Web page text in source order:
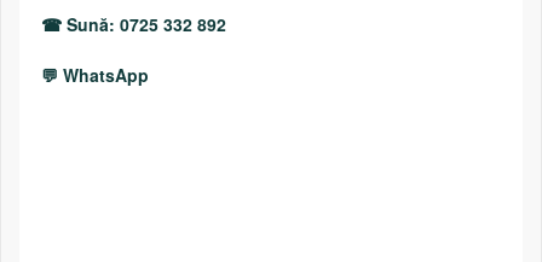
Sună: 0725 332 892
WhatsApp